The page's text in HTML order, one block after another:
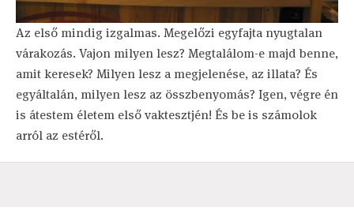
Az első mindig izgalmas. Megelőzi egyfajta nyugtalan
várakozás. Vajon milyen lesz? Megtalálom-e majd benne,
amit keresek? Milyen lesz a megjelenése, az illata? És
egyáltalán, milyen lesz az összbenyomás? Igen, végre én
is átestem életem első vaktesztjén! És be is számolok
arról az estéről.